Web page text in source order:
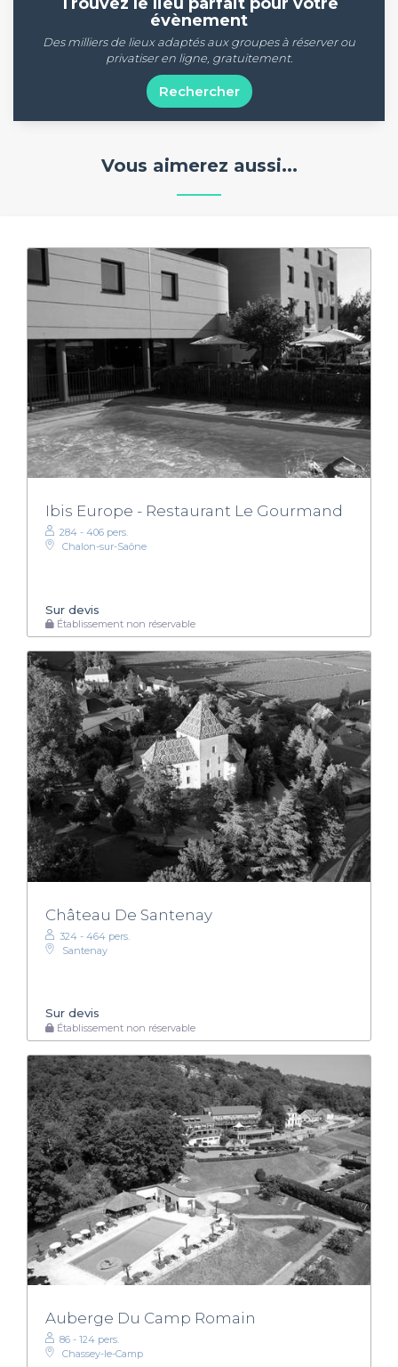
évènement
Des milliers de lieux adaptés aux groupes à réserver ou
privatiser en ligne, gratuitement.
Rechercher
Vous aimerez aussi...
Ibis Europe - Restaurant Le Gourmand
284 - 406 pers.
Chalon-sur-Saône
Sur devis
Établissement non réservable
Château De Santenay
324 - 464 pers.
Santenay
Sur devis
Établissement non réservable
Auberge Du Camp Romain
86 - 124 pers.
Chassey-le-Camp